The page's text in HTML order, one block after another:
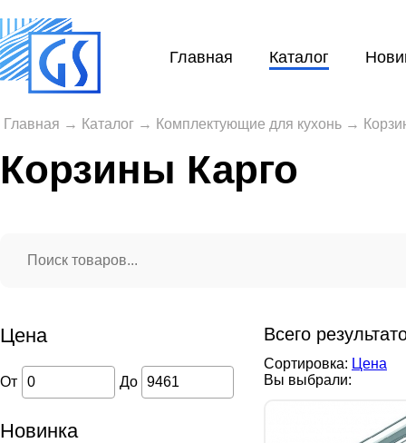
Главная Каталог
Главная → Каталог → Комплектующие для кухонь →
Корзины Карго
Цена
От До
Новинка
Всего
Сортировка: Цена
Вы выбрали: